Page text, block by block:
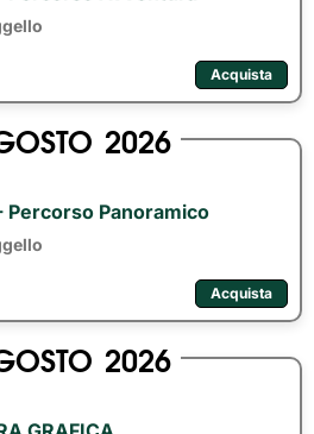
Acquista
2026
Percorso Panoramico
Acquista
2026